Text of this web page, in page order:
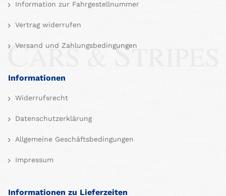
Information zur Fahrgestellnummer
Vertrag widerrufen
Versand und Zahlungsbedingungen
Informationen
Widerrufsrecht
Datenschutzerklärung
Allgemeine Geschäftsbedingungen
Impressum
Informationen zu Lieferzeiten